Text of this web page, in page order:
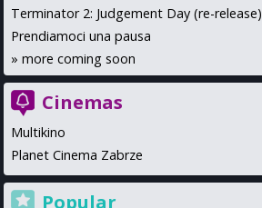
Terminator 2: Judgement Day (re-release)
Prendiamoci una pausa
» more coming soon
Cinemas
Multikino
Planet Cinema Zabrze
Popular